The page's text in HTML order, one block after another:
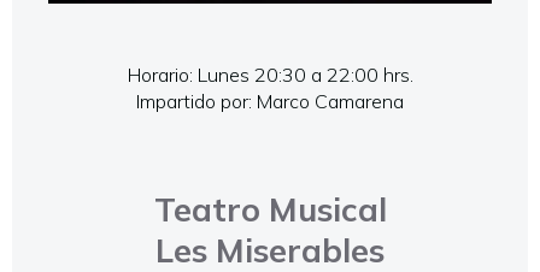
Horario: Lunes 20:30 a 22:00 hrs.
Impartido por: Marco Camarena
Teatro Musical
Les Miserables